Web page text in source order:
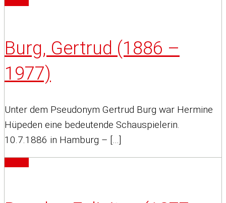
Burg, Gertrud (1886 –
1977)
Unter dem Pseudonym Gertrud Burg war Hermine
Hüpeden eine bedeutende Schauspielerin.
10.7.1886 in Hamburg – […]